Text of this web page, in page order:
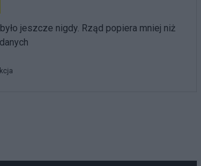
jeszcze nigdy. Rząd popiera mniej niż